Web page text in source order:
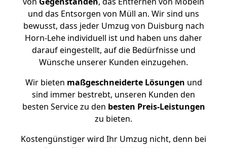
und das Entsorgen von Müll an. Wir sind uns
bewusst, dass jeder Umzug von Duisburg nach
Horn-Lehe individuell ist und haben uns daher
darauf eingestellt, auf die Bedürfnisse und
Wünsche unserer Kunden einzugehen.
Wir bieten maßgeschneiderte Lösungen und
sind immer bestrebt, unseren Kunden den
besten Service zu den besten Preis-Leistungen
zu bieten.
Kostengünstiger wird Ihr Umzug nicht, denn bei